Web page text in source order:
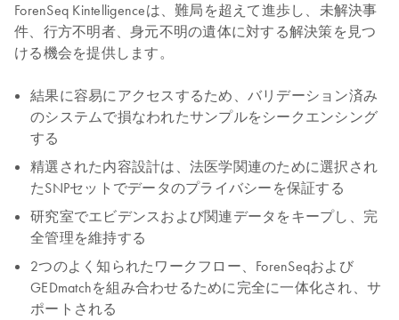
ForenSeq Kintelligenceは、難局を超えて進歩し、未解決事
件、行方不明者、身元不明の遺体に対する解決策を見つ
ける機会を提供します。
結果に容易にアクセスするため、バリデーション済み
のシステムで損なわれたサンプルをシークエンシング
する
精選された内容設計は、法医学関連のために選択され
たSNPセットでデータのプライバシーを保証する
研究室でエビデンスおよび関連データをキープし、完
全管理を維持する
2つのよく知られたワークフロー、ForenSeqおよび
GEDmatchを組み合わせるために完全に一体化され、サ
ポートされる